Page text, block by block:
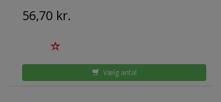
56,70 kr.
Vælg antal